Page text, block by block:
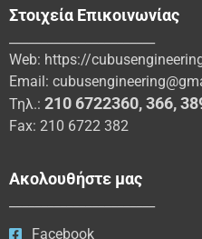
Στοιχεία Επικοινωνίας
Web: https://
Email:
Τηλ.: 210 6722360,366,
Fax: 210 6722 382
Ακολουθήστε μας
Facebook